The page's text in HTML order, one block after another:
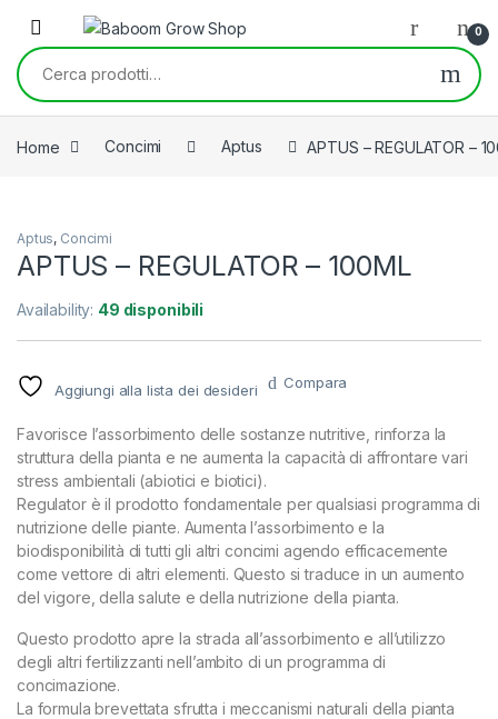
Skip to navigation
Skip to content
0
Cerca:
Home Concimi Aptus APTUS – REGULATOR –
Aptus, Concimi
APTUS – REGULATOR – 100ML
Availability: 49 disponibili
Aggiungi alla lista dei desideri Compara
Favorisce l’assorbimento delle sostanze nutritive, rinforza la
struttura della pianta e ne aumenta la capacità di affrontare vari
stress ambientali (abiotici e biotici).
Regulator è il prodotto fondamentale per qualsiasi programma di
nutrizione delle piante. Aumenta l’assorbimento e la
biodisponibilità di tutti gli altri concimi agendo efficacemente
come vettore di altri elementi. Questo si traduce in un aumento
del vigore, della salute e della nutrizione della pianta.
Questo prodotto apre la strada all’assorbimento e all’utilizzo
degli altri fertilizzanti nell’ambito di un programma di
concimazione.
La formula brevettata sfrutta i meccanismi naturali della pianta